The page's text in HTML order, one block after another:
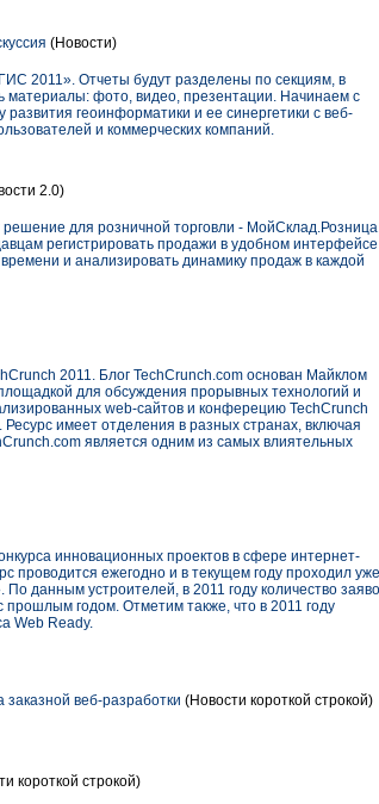
(Новости)
2011». Отчеты будут разделены по секциям, в
материалы: фото, видео, презентации. Начинаем с
развития геоинформатики и ее синергетики с веб-
и коммерческих компаний.
2.0)
решение для розничной торговли -
регистрировать продажи в удобном интерфейсе
и анализировать динамику продаж в каждой
2011. Блог TechCrunch.com основан Майклом
для обсуждения прорывных технологий и
web-сайтов и конферецию TechCrunch
имеет отделения в разных странах, включая
является одним из самых влиятельных
инновационных проектов в сфере интернет-
проводится ежегодно и в текущем году проходил
данным устроителей, в 2011 году количество
годом. Отметим также, что в 2011 году
Web Ready.
заказной веб-разработки (Новости короткой строкой)
короткой строкой)